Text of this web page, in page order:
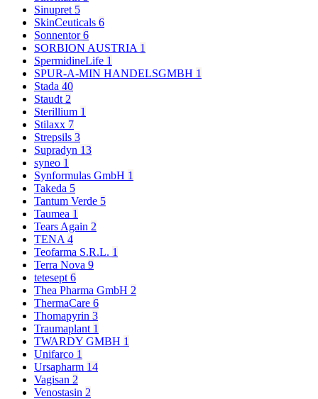
Sinupret 5
SkinCeuticals 6
Sonnentor6
SORBION AUSTRIA 1
SpermidineLife 1
SPUR-A-MIN HANDELSGMBH 1
Stada 40
Staudt2
Sterillium 1
Stilaxx 7
Strepsils 3
Supradyn 13
syneo 1
Synformulas GmbH 1
Takeda 5
Tantum Verde 5
Taumea 1
Tears Again 2
TENA4
Teofarma S.R.L. 1
Terra Nova 9
tetesept6
Thea Pharma GmbH 2
ThermaCare 6
Thomapyrin 3
Traumaplant 1
TWARDY GMBH 1
Unifarco 1
Ursapharm 14
Vagisan 2
Venostasin 2